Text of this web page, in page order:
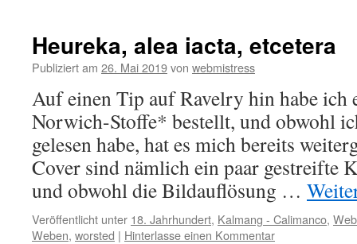
Heureka, alea iacta, etcetera
Publiziert am 26. Mai 2019von webmistress
Auf einen Tip auf Ravelry hin habe ich
Norwich-Stoffe* bestellt, und obwohl
gelesen habe, hat es mich bereits
Cover sind nämlich ein paar gestreifte
und obwohl die Bildauflösung …
Veröffentlicht unter 18. Jahrhundert, Kalmang - Calimanco,
Weben, worsted | Hinterlasse einen Kommentar